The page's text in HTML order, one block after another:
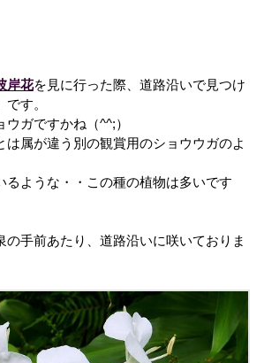
岸花を見に行った際、道路沿いで見つけ
す。
ガですかね（^^;）
は属が違う別の観賞用のショウウガのよ
るような・・この種の植物は多いです
の手前あたり、道路沿いに咲いておりま